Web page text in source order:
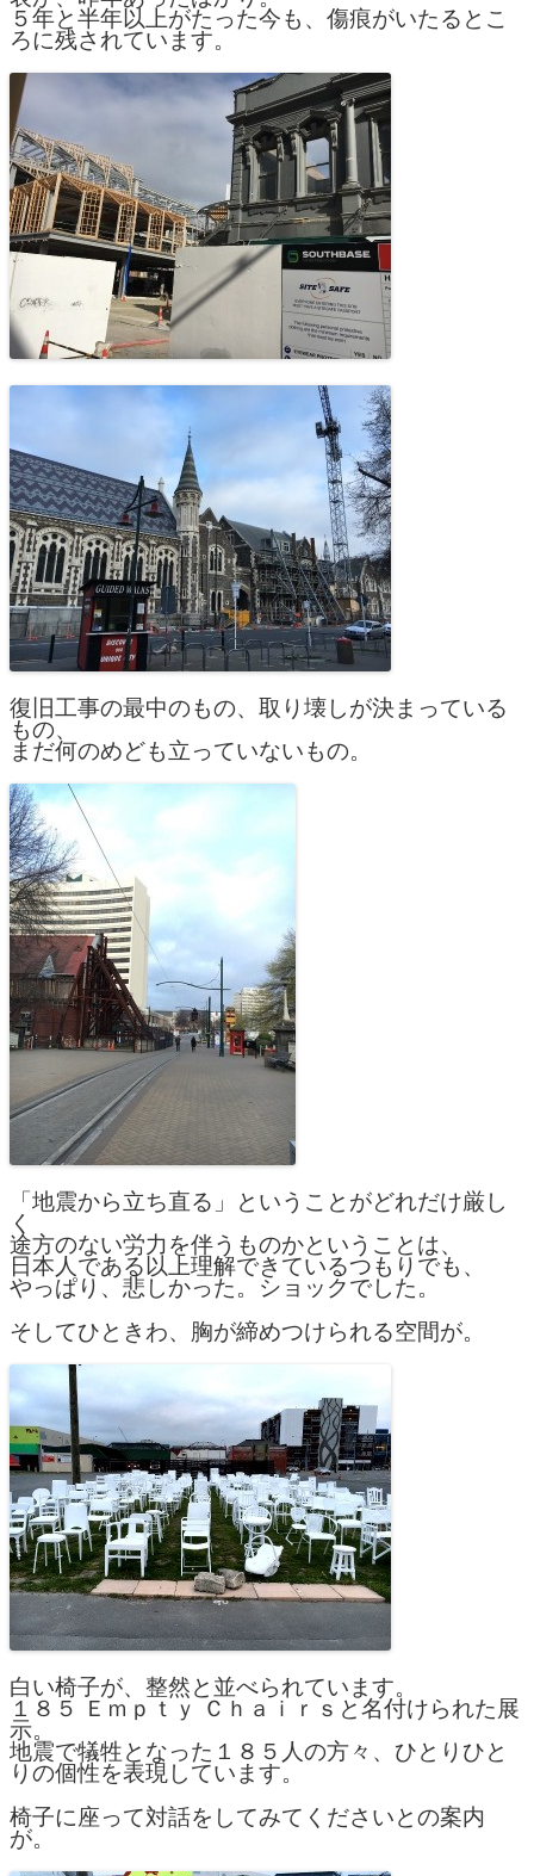
５年と半年以上がたった今も、傷痕がいたるとこ
ろに残されています。
復旧工事の最中のもの、取り壊しが決まっている
もの、
まだ何のめども立っていないもの。
「地震から立ち直る」ということがどれだけ厳し
く
途方のない労力を伴うものかということは、
日本人である以上理解できているつもりでも、
やっぱり、悲しかった。ショックでした。
そしてひときわ、胸が締めつけられる空間が。
白い椅子が、整然と並べられています。
１８５ Ｅｍｐｔｙ Ｃｈａｉｒｓと名付けられた展
示。
地震で犠牲となった１８５人の方々、ひとりひと
りの個性を表現しています。
椅子に座って対話をしてみてくださいとの案内
が。